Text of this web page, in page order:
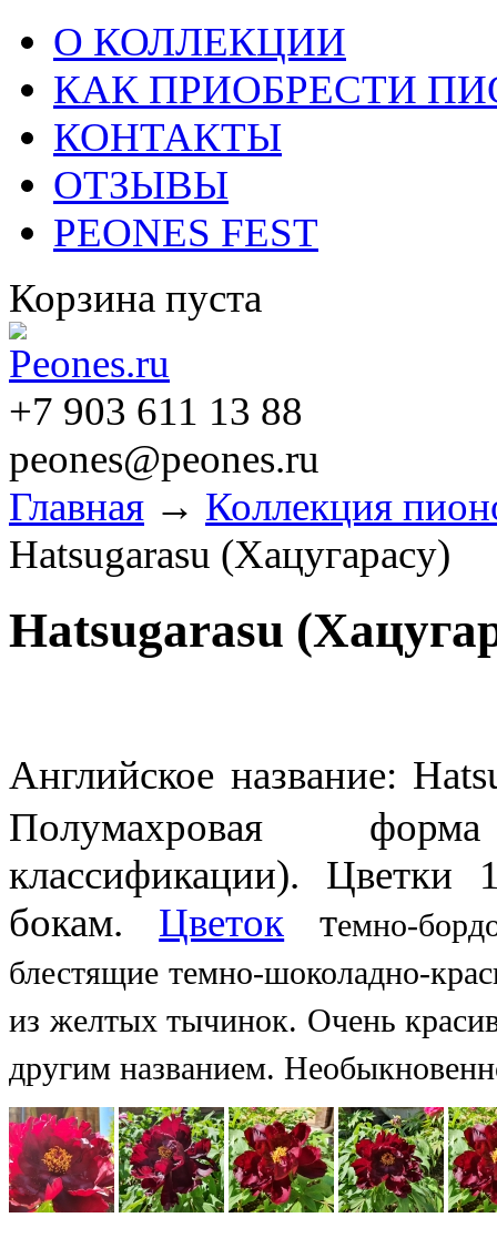
О КОЛЛЕКЦИИ
КАК ПРИОБРЕСТИ
КОНТАКТЫ
ОТЗЫВЫ
PEONES FEST
Корзина пуста
+7 903 611 13 88
peones@peones.ru
Главная → Коллекция
Hatsugarasu (Хацугарасу)
Hatsugarasu
Английское название:
Полумахровая
классификации).
бокам.
Цветок темно-
блестящие темно-шоколадно-
из желтых тычинок. Очень
другим названием. Н